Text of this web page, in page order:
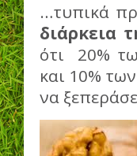
…τυπικά
διάρκεια
ότι 20%
και 10%
να